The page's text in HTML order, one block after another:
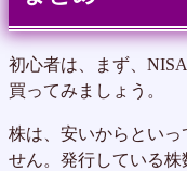
初心者は、まず、
買ってみましょう。
株は、安いからといっ
せん。発行している株